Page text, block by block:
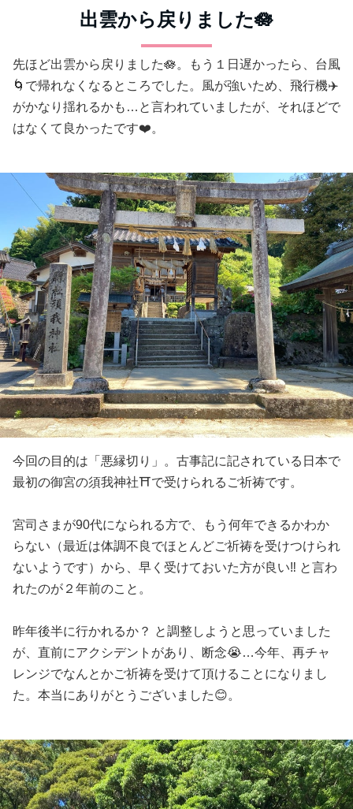
出雲から戻りました🪷
先ほど出雲から戻りました🪷。もう１日遅かったら、台風
🌀で帰れなくなるところでした。風が強いため、飛行機✈️
がかなり揺れるかも…と言われていましたが、それほどで
はなくて良かったです❤️。
今回の目的は「悪縁切り」。古事記に記されている日本で
最初の御宮の須我神社⛩️で受けられるご祈祷です。
宮司さまが90代になられる方で、もう何年できるかわか
らない（最近は体調不良でほとんどご祈祷を受けつけられ
ないようです）から、早く受けておいた方が良い‼️ と言わ
れたのが２年前のこと。
昨年後半に行かれるか？ と調整しようと思っていました
が、直前にアクシデントがあり、断念😭…今年、再チャ
レンジでなんとかご祈祷を受けて頂けることになりまし
た。本当にありがとうございました😊。